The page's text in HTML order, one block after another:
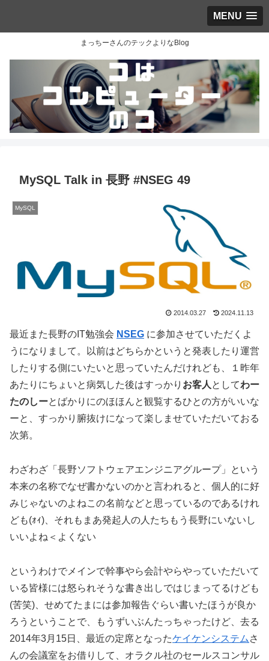
MENU
まっちーさんのテックよりなBlog
MySQL Talk in 長野 #NSEG 49
MySQL
2014.03.27 2024.11.13
最近また長野のIT勉強会 NSEG に参加させていただくよ
うになりまして。以前はどちらかというと発表したり運営
したりする側にいたいと思っていたんだけれども、１昨年
あたりにちょいと病気した後はすっかり お客人 としてわー
たのしーとばかりにのほほんと観覧するひとの方がいいな
ーと、すっかり腑抜けになって楽しませていただいておる
次第。
わざわざ「長野ソフトウェアエンジニアグループ」という
本来の名称でなぜ書かないのかと言われると、個人的に好
みじゃないのよねこの名前などと思っているのであるけれ
ども(ｫｨ)、それもまあ発起人の人たちもう長野にいないし
いいよね＜よくない
というわけでメインで幹事やら会計やらやっていただいて
いる皆様には怒られそうな書き出しではじまってるけども
(苦笑)、せめてたまには参加報告ぐらい書いたほうが良か
ろうということで、もうずいぶんたっちゃったけど、去る
2014年3月15日、最近の定席となったケイケンシステム さ
んの会議室をお借りして、オラクル社のセールスコンサル